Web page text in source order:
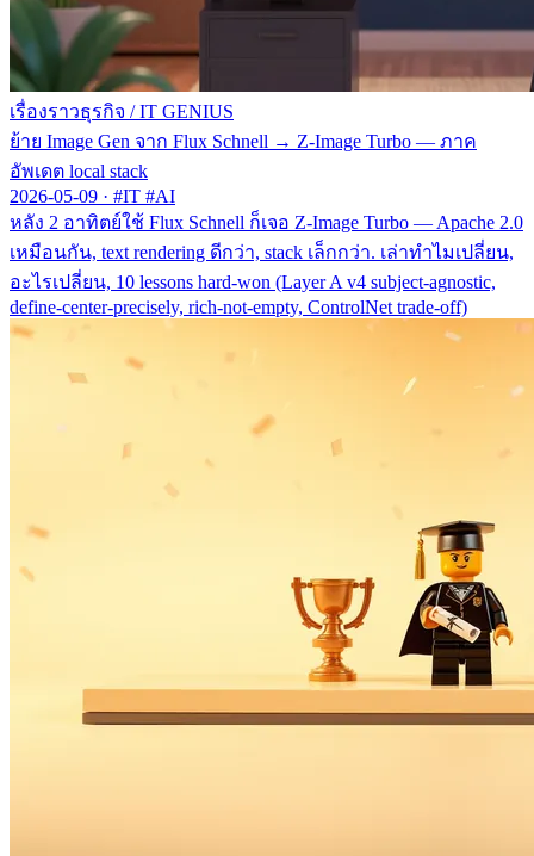
เรื่องราวธุรกิจ / IT GENIUS
ย้าย Image Gen จาก Flux Schnell → Z-Image Turbo — ภาค
อัพเดต local stack
2026-05-09 · #IT #AI
หลัง 2 อาทิตย์ใช้ Flux Schnell ก็เจอ Z-Image Turbo — Apache 2.0
เหมือนกัน, text rendering ดีกว่า, stack เล็กกว่า. เล่าทำไมเปลี่ยน,
อะไรเปลี่ยน, 10 lessons hard-won (Layer A v4 subject-agnostic,
define-center-precisely, rich-not-empty, ControlNet trade-off)